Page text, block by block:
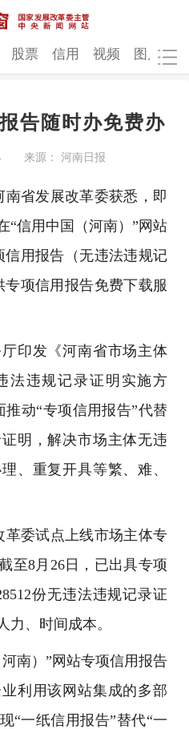
地图
股票 信用 视频 图片
告随时办免费办
来源： 河南日报
南省发展改革委获悉，即
“信用中国（河南）”网站
信用报告（无违法违规记
项信用报告免费下载服
发《河南省市场主体
法违规记录证明实施方
动“专项信用报告”代替
明，解决市场主体无违
、重复开具等繁、难、
委试点上线市场主体专
至8月26日，已出具专项
份无违法违规记录证
力、时间成本。
）”网站专项信用报告
利用该网站集成的多部
“一纸信用报告”替代“一